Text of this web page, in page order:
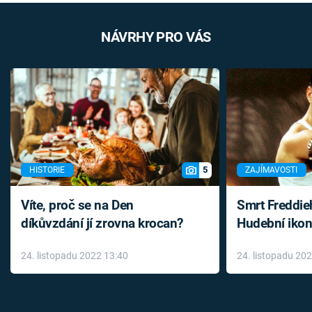
NÁVRHY PRO VÁS
HISTORIE 5
Víte, proč se na Den
díkůvzdání jí zrovna krocan?
24. listopadu 2022 13:40
ZAJÍMAVOSTI
Smrt
Hudební
léky
24. listopadu